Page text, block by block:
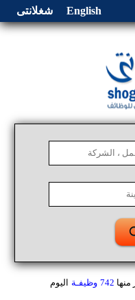
شغلانتى English
منها 742 وظيفـة اليوم